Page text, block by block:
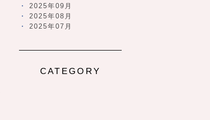
2025年09月
2025年08月
2025年07月
CATEGORY